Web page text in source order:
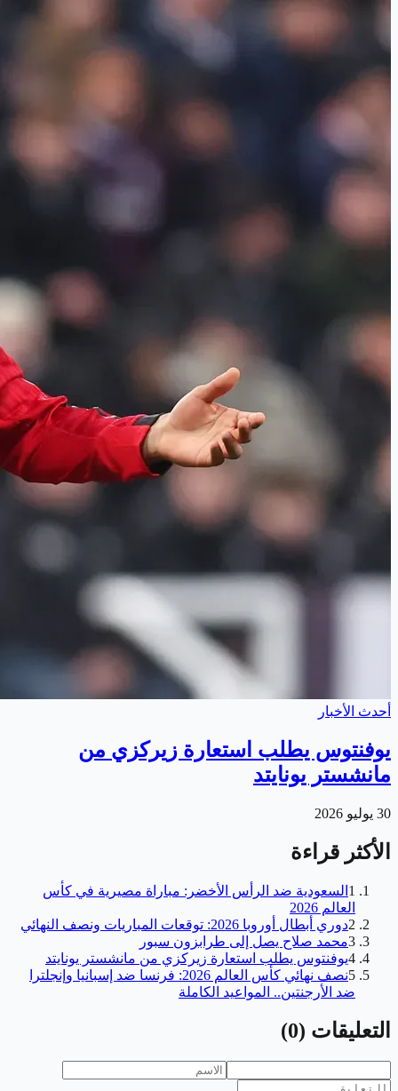
أحدث الأخبار
يوفنتوس يطلب استعارة زيركزي من
مانشستر يونايتد
30 يوليو 2026
الأكثر قراءة
1 السعودية ضد الرأس الأخضر: مباراة مصيرية في كأس
العالم 2026
2دوري أبطال أوروبا 2026: توقعات المباريات ونصف النهائي
3محمد صلاح يصل إلى طرابزون سبور
4يوفنتوس يطلب استعارة زيركزي من مانشستر يونايتد
5
نصف نهائي كأس العالم 2026: فرنسا ضد إسبانيا وإنجلترا
ضد الأرجنتين.. المواعيد الكاملة
التعليقات (
0
)